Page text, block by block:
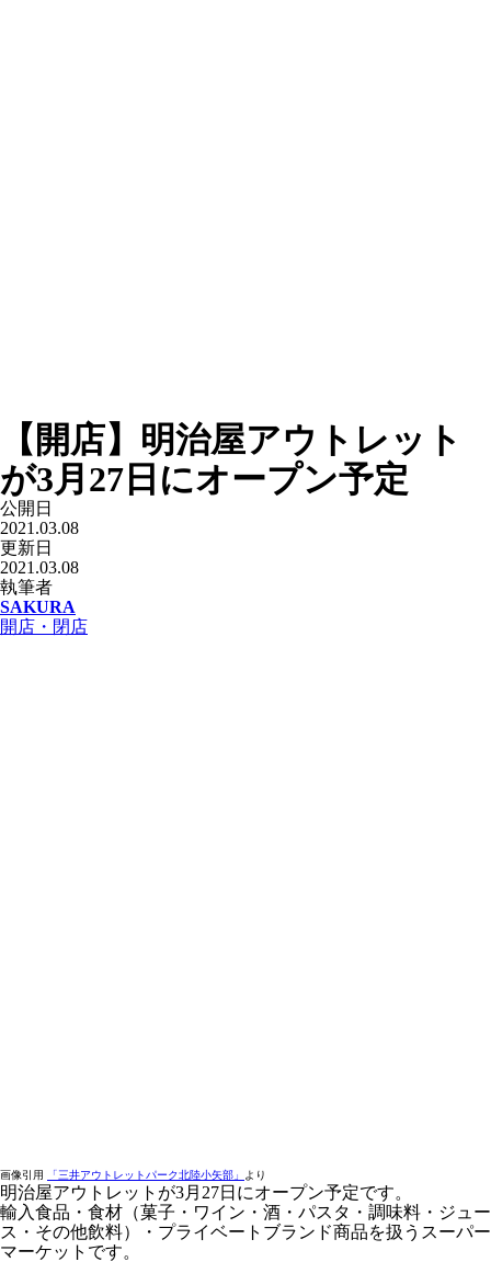
【開店】明治屋アウトレット
が3月27日にオープン予定
公開日
2021.03.08
更新日
2021.03.08
執筆者
SAKURA
開店・閉店
画像引用 「三井アウトレットパーク北陸小矢部」 より
明治屋アウトレットが3月27日にオープン予定です。
輸入食品・食材（菓子・ワイン・酒・パスタ・調味料・ジュー
ス・その他飲料）・プライベートブランド商品を扱うスーパー
マーケットです。